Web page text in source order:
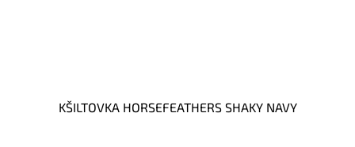
KŠILTOVKA HORSEFEATHERS SHAKY NAVY